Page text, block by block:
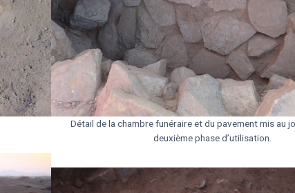
Détail de la chambre funéraire et du pavement mis au
deuxième phase d’utilisation.